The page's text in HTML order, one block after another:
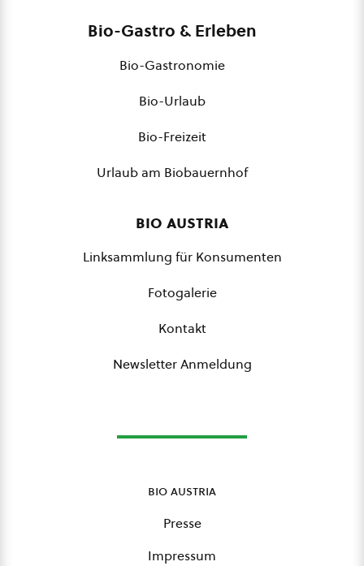
Bio-Gastro & Erleben
Bio-Gastronomie
Bio-Urlaub
Bio-Freizeit
Urlaub am Biobauernhof
bio austria
Linksammlung für Konsumenten
Fotogalerie
Kontakt
Newsletter Anmeldung
bio austria
Presse
Impressum